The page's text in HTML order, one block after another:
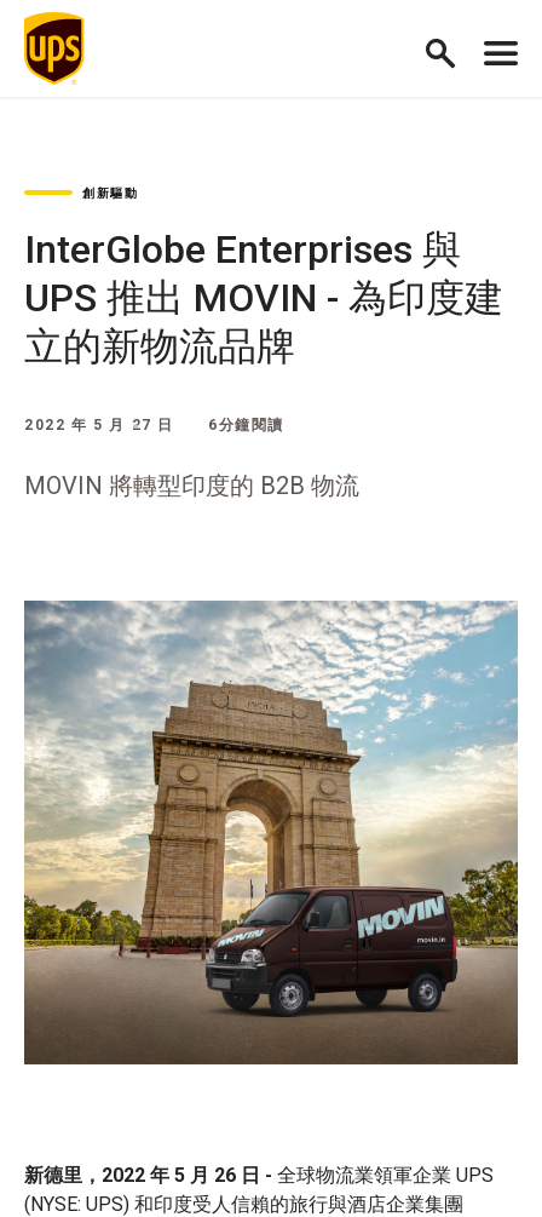
創新驅動
InterGlobe Enterprises 與
UPS 推出 MOVIN - 為印度建
立的新物流品牌
2022 年 5 月 27 日 6分鐘閱讀
MOVIN 將轉型印度的 B2B 物流
新德里，2022 年 5 月 26 日 - 全球物流業領軍企業 UPS
(NYSE: UPS) 和印度受人信賴的旅行與酒店企業集團